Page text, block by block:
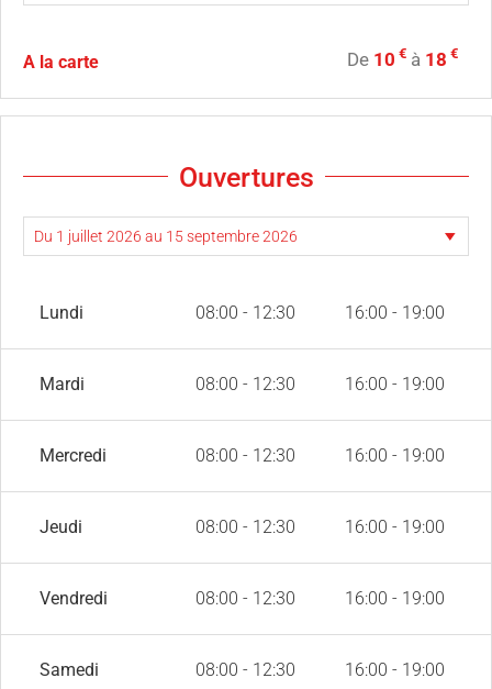
A la carte De 10 € à 18 €
Ouvertures
Lundi 08:00 - 12:30 16:00 - 19:00
Mardi 08:00 - 12:30 16:00 - 19:00
Mercredi 08:00 - 12:30 16:00 - 19:00
Jeudi 08:00 - 12:30 16:00 - 19:00
Vendredi 08:00 - 12:30 16:00 - 19:00
Samedi 08:00 - 12:30 16:00 - 19:00